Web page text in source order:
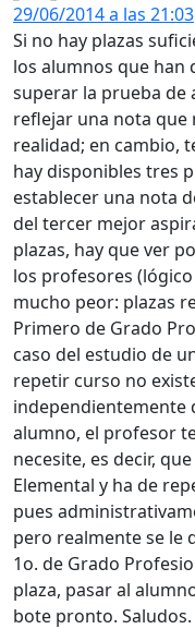
29/06/2014 a las 21:03
Si no hay plazas
los alumnos que han
superar la prueba de
reflejar una nota que
realidad; en cambio,
hay disponibles tres
establecer una nota
del tercer mejor
plazas, hay que ver
los profesores
mucho peor: plazas
Primero de Grado
caso del estudio de
repetir curso no
independientemente
alumno, el profesor
necesite, es decir,
Elemental y ha de
pues
pero realmente se le
1o. de Grado
plaza, pasar al
bote pronto. Saludos.